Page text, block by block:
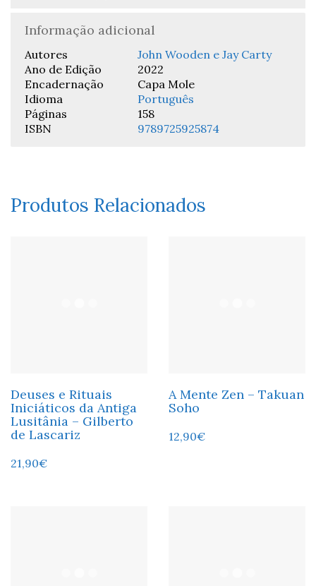
Informação adicional
Autores
John Wooden e Jay Carty
Ano de Edição
2022
Encadernação
Capa Mole
Idioma
Português
Páginas
158
ISBN
9789725925874
Produtos Relacionados
Deuses e Rituais
Iniciáticos da Antiga
Lusitânia – Gilberto
de Lascariz
21,90€
A Mente Zen – Takuan
Soho
12,90€